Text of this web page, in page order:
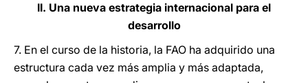
II. Una nueva estrategia internacional para el
desarrollo
7. En el curso de la historia, la FAO ha adquirido una
estructura cada vez más amplia y más adaptada,